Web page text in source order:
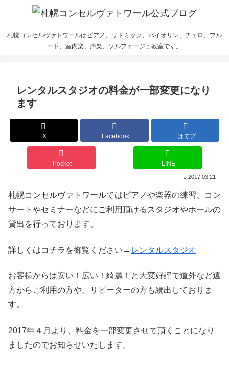
札幌コンセルヴァトワールはピアノ、リトミック、バイオリン、チェロ、フル
ート、室内楽、声楽、ソルフェージュ教室です。
レンタルスタジオの料金が一部変更になり
ます
X Facebook はてブ
Pocket LINE
2017.03.21
札幌コンセルヴァトワールではピアノや楽器の練習、コン
サートやセミナーなどにご利用頂けるスタジオやホールの
貸出を行っております。
詳しくはコチラを御覧ください→ レンタルスタジオ
お客様からは安い！広い！綺麗！と大変好評で道外など遠
方からご利用の方や、リピーターの方も続出しておりま
す。
2017年４月より、料金を一部変更させて頂くことになり
ましたのでお知らせいたします。